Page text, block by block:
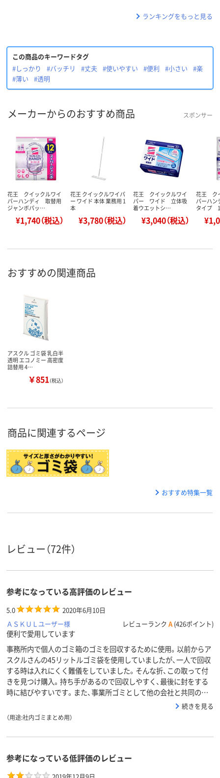
ランキングをもっと見る
この商品のキーワードタグ
#しっかり
#バッチリ #丈夫 #使いやすい #便利 #小さい
#楽
#薄い
#透明
メーカーからのおすすめ商品 スポンサー
花王 クイックルワイ
パーハンディ 取替用
ジャンボパッ…
¥1,740（税込）
花王 クイックルワイパ
ー ワイド 本体 業務用 1
本
¥3,780（税込）
花王 クイックルワイ
パー ワイド 立体吸
着ウエットシ…
¥3,040（税込）
花王 ク
パーハン
タイプ
おすすめの関連商品
アスクル ゴミ袋 乳白半
透明 エコノミー 高密度
詰替用 4…
￥851（税込）
商品に関連するページ
おすすめ特集一覧
レビュー（72件）
参考になっている高評価のレビュー
5.0
2020年6月10日
ＡＳＫＵＬユーザー様
レビューランク A (426ポイント)
便利で愛用しています
事務所内で個人のゴミ箱のゴミを回収するために使用。以前からア
スクルさんの45リットルゴミ袋を使用していましたが、一人で回収
する時は入れにくく難儀をしていました。そんな折、この取って付
きを見つけ購入。持ち手があるので回収しやすく、最後に封をする
時に結びやすいです。また、事業所ゴミとして他の会社と共同の…
続きを見る
（用途:社内ゴミまとめ用）
参考になっている低評価のレビュー